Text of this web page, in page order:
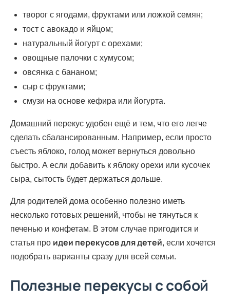
творог с ягодами, фруктами или ложкой семян;
тост с авокадо и яйцом;
натуральный йогурт с орехами;
овощные палочки с хумусом;
овсянка с бананом;
сыр с фруктами;
смузи на основе кефира или йогурта.
Домашний перекус удобен ещё и тем, что его легче
сделать сбалансированным. Например, если просто
съесть яблоко, голод может вернуться довольно
быстро. А если добавить к яблоку орехи или кусочек
сыра, сытость будет держаться дольше.
Для родителей дома особенно полезно иметь
несколько готовых решений, чтобы не тянуться к
печенью и конфетам. В этом случае пригодится и
статья про идеи перекусов для детей, если хочется
подобрать варианты сразу для всей семьи.
Полезные перекусы с собой